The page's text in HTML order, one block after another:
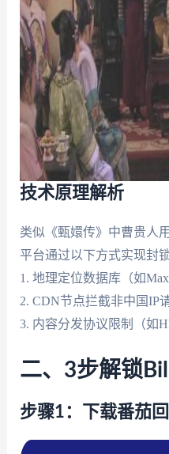
技术原理解析
类似《甄嬛传》中曹贵人
平台通过以下方式实现封锁
1. 地理定位数据库（如
2. CDN节点拦截非中国IP
3. 内容分发协议限制（如
二、3步解锁
步骤1：下载番茄